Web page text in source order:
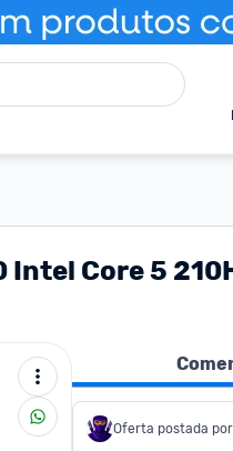
Core 5
Oferta postada por